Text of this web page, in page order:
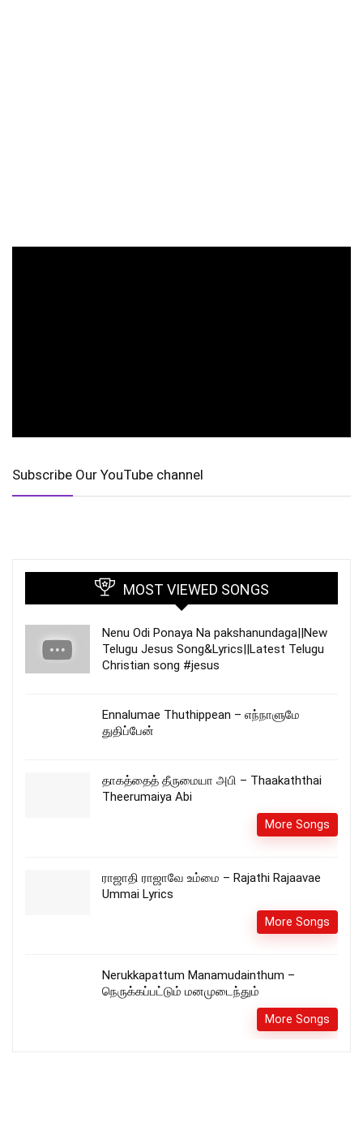
Subscribe Our YouTube channel
MOST VIEWED SONGS
Nenu Odi Ponaya Na pakshanundaga||New
Telugu Jesus Song&Lyrics||Latest Telugu
Christian song #jesus
Ennalumae Thuthippean – எந்நாளுமே
துதிப்பேன்
தாகத்தைத் தீருமையா அபி – Thaakaththai
Theerumaiya Abi
More Songs
ராஜாதி ராஜாவே உம்மை – Rajathi Rajaavae
Ummai Lyrics
More Songs
Nerukkapattum Manamudainthum –
நெருக்கப்பட்டும் மனமுடைந்தும்
More Songs